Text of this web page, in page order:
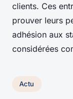
clients. Ces
prouver leurs
adhésion aux
considérées
Actu